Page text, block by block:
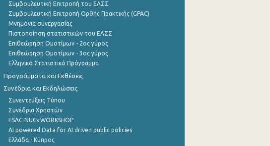
Συμβουλευτική Επιτροπή του ΕΛΣΣ
Συμβουλευτική Επιτροπή Ορθής Πρακτικής (GPAC)
Μνημόνια συνεργασίας
Πιστοποίηση στατιστικών του ΕΛΣΣ
Επιθεώρηση Ομοτίμων - 2ος γύρος
Επιθεώρηση Ομοτίμων - 3ος γύρος
Ελληνικό Στατιστικό Πρόγραμμα
Προγράμματα και Εκθέσεις
Συνέδρια και Εκδηλώσεις
Συνεντεύξεις Τύπου
Συνέδρια Χρηστών
ESAC-NUCs WORKSHOP
AI powered Data for AI driven public policies
Ελλάδα - Κύπρος